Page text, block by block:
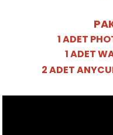
1 ADET
1 ADET
2 ADET